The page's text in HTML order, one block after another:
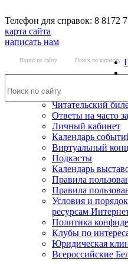
Телефон для справок: 8 8172
карта сайта
написать нам
Поиск по сайту Поиск по каталогу
Читательский
Ответы на часто
Личный кабинет
Календарь
Виртуальный
Подкасты
Календарь
Правила
Правила
Условия и
ресурсам
Политика
Клубы по
Юридическая
Всероссийские